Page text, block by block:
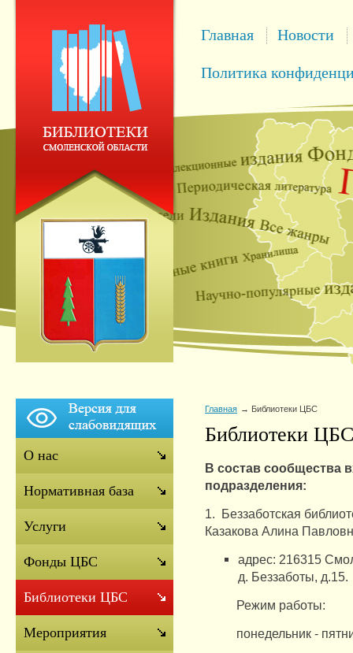
Главная Новости
Политика
Главная Библиотеки ЦБС
Библиотеки ЦБС
В состав сообщества
подразделения:
1.
Беззаботская
Казакова Алина
адрес: 216315
д. Беззаботы, д.15.
Режим работы:
понедельник -
О нас
Нормативная база
Услуги
Фонды ЦБС
Библиотеки ЦБС
Мероприятия